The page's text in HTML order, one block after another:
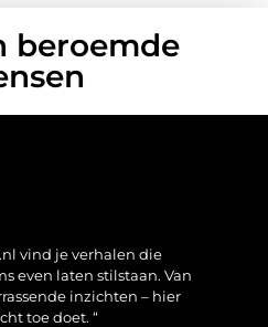
beroemde
vind je verhalen die
even laten stilstaan. Van
inzichten – hier
toe doet. “